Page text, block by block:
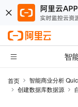
智
首页 智能商业分析
创建数据库数据源